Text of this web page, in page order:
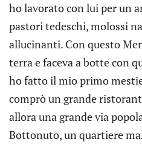
ho lavorato con lui per un
pastori tedeschi, molossi
allucinanti. Con questo
terra e faceva a botte con
ho fatto il mio primo
comprò un grande
allora una grande via
Bottonuto, un quartiere